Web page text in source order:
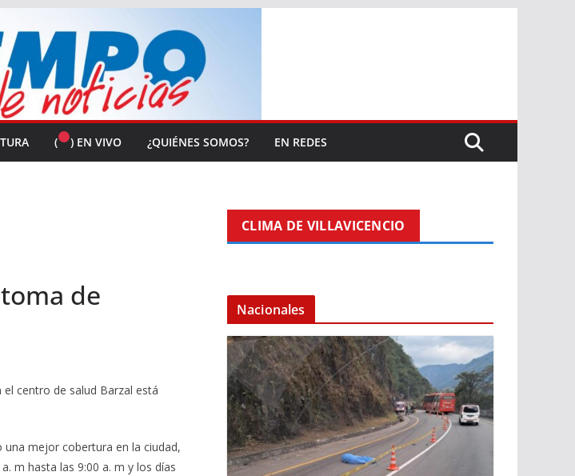
( ) EN VIVO ¿QUIÉNES SOMOS? EN REDES
de
el centro de salud Barzal está
mejor cobertura en la ciudad,
m hasta las 9:00 a. m y los días
CLIMA DE VILLAVICENCIO
Nacionales